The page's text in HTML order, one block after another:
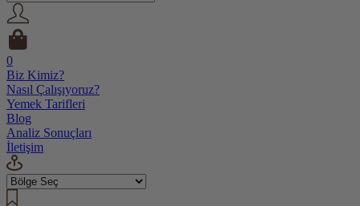
0
Biz Kimiz?
Nasıl Çalışıyoruz?
Yemek Tarifleri
Blog
Analiz Sonuçları
İletişim